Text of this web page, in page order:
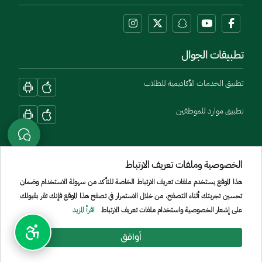
تطبيقات الجوال
تطبيق الخدمات الأكاديمية للطلاب
تطبيق موارد للموظفين
Menu Copyright
الشروط والأحكام سياسة الخصوصيةالموقع الجغرافيخريطة الموقع
جميع الحقوق محفوظة لجامعة الأمير سطام بن عبد العزيز © 2026
تم تطويره وصيانته بواسطة [الإدارة العامة لتقنية المعلومات]
الخصوصية وملفات تعريف الارتباط
هذا الموقع يستخدم ملفات تعريف الارتباط الخاصة للتأكد من سهولة الاستخدام وضمان
تحسين تجربتك أثناء التصفح، من خلال الاستمرار في تصفح هذا الموقع فإنك تقر بقبولك
على إشعار الخصوصية واستخدام ملفات تعريف الارتباط
اقرأ المزيد
أوافق